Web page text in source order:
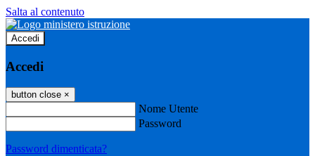
Salta al contenuto
Accedi
Accedi
button close ×
Nome Utente
Password
Password dimenticata?